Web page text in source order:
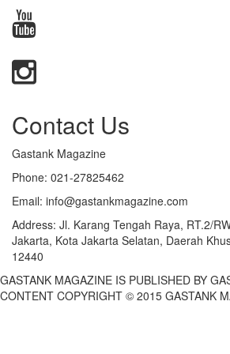
Contact Us
Gastank Magazine
Phone: 021-27825462
Email: info@gastankmagazine.com
Address: Jl. Karang Tengah Raya, RT.2/
Jakarta, Kota Jakarta Selatan, Daerah
12440
GASTANK MAGAZINE IS PUBLISHED BY
CONTENT COPYRIGHT © 2015 GASTANK